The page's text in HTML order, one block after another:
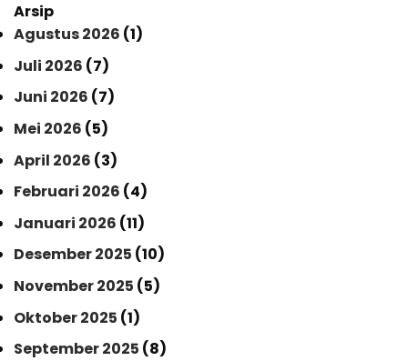
Arsip
Agustus 2026 (1)
Juli 2026 (7)
Juni 2026 (7)
Mei 2026 (5)
April 2026 (3)
Februari 2026 (4)
Januari 2026 (11)
Desember 2025 (10)
November 2025 (5)
Oktober 2025 (1)
September 2025 (8)